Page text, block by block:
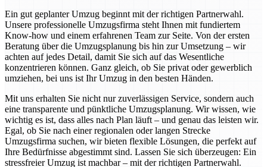
Ein gut geplanter Umzug beginnt mit der richtigen Partnerwahl.
Unsere professionelle Umzugsfirma steht Ihnen mit fundiertem
Know-how und einem erfahrenen Team zur Seite. Von der ersten
Beratung über die Umzugsplanung bis hin zur Umsetzung – wir
achten auf jedes Detail, damit Sie sich auf das Wesentliche
konzentrieren können. Ganz gleich, ob Sie privat oder gewerblich
umziehen, bei uns ist Ihr Umzug in den besten Händen.
Mit uns erhalten Sie nicht nur zuverlässigen Service, sondern auch
eine transparente und pünktliche Umzugsplanung. Wir wissen, wie
wichtig es ist, dass alles nach Plan läuft – und genau das leisten wir.
Egal, ob Sie nach einer regionalen oder langen Strecke
Umzugsfirma suchen, wir bieten flexible Lösungen, die perfekt auf
Ihre Bedürfnisse abgestimmt sind. Lassen Sie sich überzeugen: Ein
stressfreier Umzug ist machbar – mit der richtigen Partnerwahl.